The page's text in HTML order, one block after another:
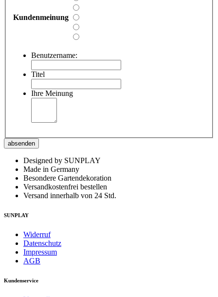
Kundenmeinung
Benutzername:
Titel
Ihre Meinung
absenden
Designed by SUNPLAY
Made in Germany
Besondere Gartendekoration
Versandkostenfrei bestellen
Versand innerhalb von 24 Std.
SUNPLAY
Widerruf
Datenschutz
Impressum
AGB
Kundenservice